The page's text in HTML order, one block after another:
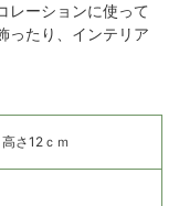
レーションに使って
ったり、インテリア
さ12ｃｍ